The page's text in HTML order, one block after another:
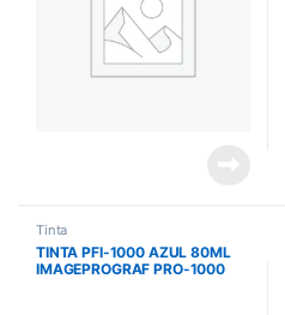
Tinta
TINTA PFI-1000 AZUL 80ML
IMAGEPROGRAF PRO-1000